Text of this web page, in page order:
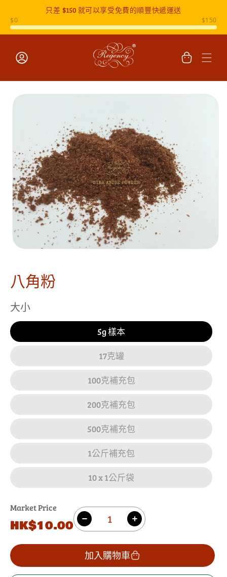
只差 $150就可以享受免費的順豐快遞運送
入
物
跳至產品
八角粉
大小
5g 樣本
17克罐
100克補充包
200克補充包
500克補充包
1公斤補充包
10 x 1公斤袋
Market Price
原
價
HK$10.00
數
量 減
八
角
增
八
角
加入購物車